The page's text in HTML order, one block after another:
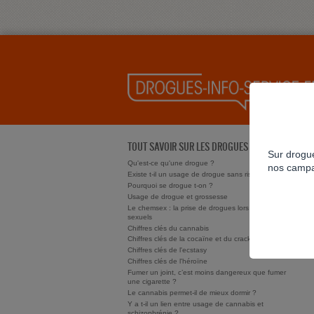
TOUT SAVOIR SUR LES DROGUES
Qu'est-ce qu'une drogue ?
Existe t-il un usage de drogue sans risque ?
Pourquoi se drogue t-on ?
Usage de drogue et grossesse
Le chemsex : la prise de drogues lors de rapports
sexuels
Chiffres clés du cannabis
Chiffres clés de la cocaïne et du crack/free base
Chiffres clés de l'ecstasy
Chiffres clés de l'héroïne
Fumer un joint, c’est moins dangereux que fumer
une cigarette ?
Le cannabis permet-il de mieux dormir ?
Y a t-il un lien entre usage de cannabis et
Sur
nos